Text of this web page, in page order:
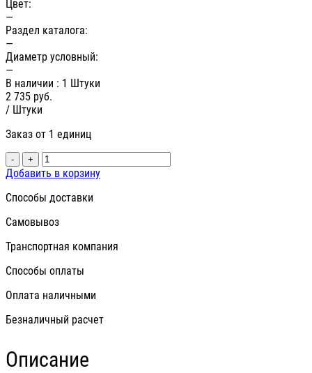
Цвет:
—
Раздел каталога:
—
Диаметр условный:
—
В наличии : 1 Штуки
2 735 руб.
/ Штуки
Заказ от 1 единиц
- +
Добавить в корзину
Способы доставки
Самовывоз
Транспортная компания
Способы оплаты
Оплата наличными
Безналичный расчет
Описание